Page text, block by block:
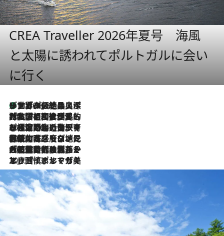
CREA Traveller 2026年夏号 海風
と太陽に誘われてポルトガルに会い
に行く
2026.8.8
リスボンの絶品スイーツ「パステル・デ・ナタ」とは？ポルトガル伝統の奥深い世界へ
2026.7.27
「私の祖国はポルトガル語です」国民的詩人フェルナンド・ペソアと、彼が愛した文学の街を歩く
2026.7.26
ポルトガル近海が育む極上の海の幸。キリリと冷えた白ワインと愉しむ、シーフード専門店の贅沢
2026.7.22
伝統の味をモダンに昇華。高感度な地元客が集う、リスボンの最旬ガストロノミー
2026.7.21
大航海時代の栄華から、震災、独裁、そして革命へ。ポルトガル・首都リスボンの石畳に刻まれた「歴史の光と影」
2026.7.13
エッセイ・ヤマザキマリ「慎ましくも美しき国 ポルトガル」